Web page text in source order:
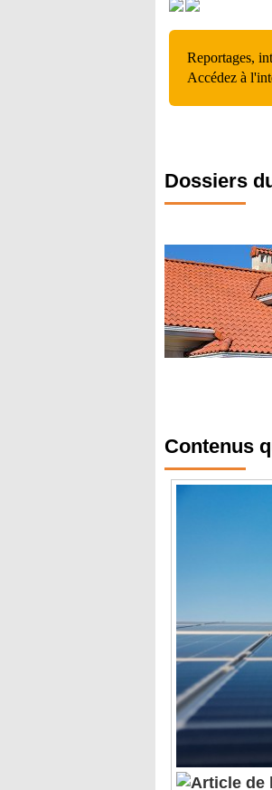
Reportages,
Accédez à
Dossiers
: Ardian